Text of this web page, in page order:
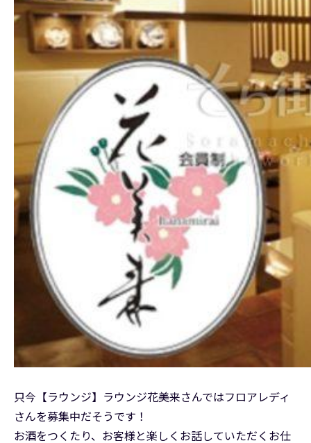
只今【ラウンジ】ラウンジ花美来さんではフロアレディ
さんを募集中だそうです！
お酒をつくたり、お客様と楽しくお話していただくお仕